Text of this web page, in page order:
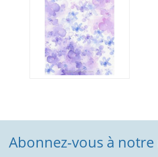
Abonnez-vous à notre